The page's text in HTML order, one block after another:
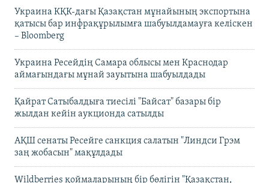
Украина КҚК-дағы Қазақстан мұнайының экспортына
қатысы бар инфрақұрылымға шабуылдамауға келіскен
– Bloomberg
Украина Ресейдің Самара облысы мен Краснодар
аймағындағы мұнай зауытына шабуылдады
Қайрат Сатыбалдыға тиесілі "Байсат" базары бір
жылдан кейін аукционда сатылды
АҚШ сенаты Ресейге санкция салатын "Линдси Грэм
заң жобасын" мақұлдады
Wildberries қоймаларының бір бөлігін "Қазақстан,